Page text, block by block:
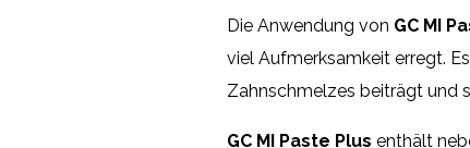
Die Anwendung von GC MI
viel Aufmerksamkeit erregt.
Zahnschmelzes beiträgt und
GC MI Paste Plus enthält